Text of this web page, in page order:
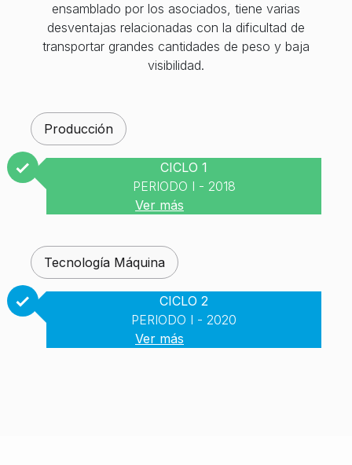
ensamblado por los asociados, tiene varias
desventajas relacionadas con la dificultad de
transportar grandes cantidades de peso y baja
visibilidad.
Producción
CICLO 1
PERIODO I - 2018
Ver más
Tecnología Máquina
CICLO 2
PERIODO I - 2020
Ver más